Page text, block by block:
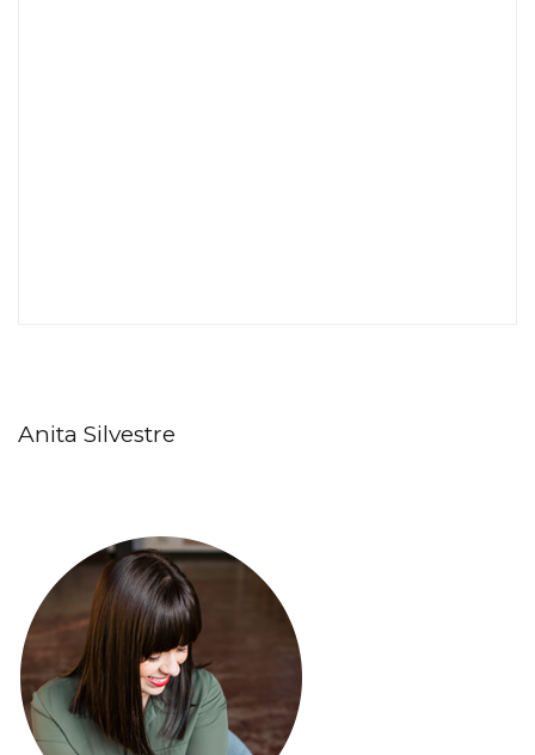
Anita Silvestre